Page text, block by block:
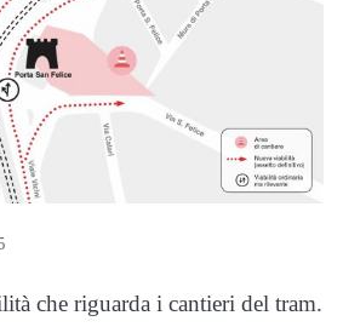
che riguarda i cantieri del tram.